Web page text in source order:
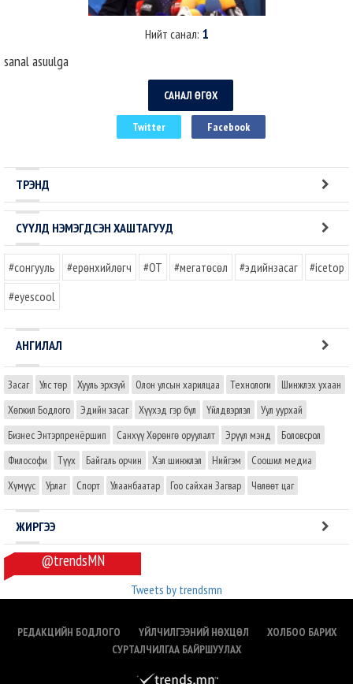
Нийт санал: 1
sanal asuulga
САНАЛ ӨГӨХ
Twitter Facebook
ТРЭНД
СҮҮЛД НЭМЭГДСЭН ХАШТАГУУД
#сонгууль #ерөнхийлөгч #OT #мегатөсөл #эдийнзасаг
#icetop
#eyescool
АНГИЛАЛ
Засаг Улс төр Хууль эрхзүй Олон улсын харилцаа Технологи
Шинжлэх ухаан
Хөгжил Бодлого
Эдийн засаг Хүүхэд гэр бүл Үйлдвэрлэл
Уул уурхай
Бизнес Энтэрпренёршип
Санхүү Хөрөнгө оруулалт Эрүүл мэнд
Боловсрол
Философи
Түүх Байгаль орчин Хэл шинжлэл Нийгэм
Соошил медиа
Хүмүүс
Урлаг Спорт Улаанбаатар Гоо сайхан Загвар Чөлөөт цаг
ЖИРГЭЭ
@trendsMN
Tweets by trendsmn
РЕДАКЦИЙН БОДЛОГО ҮЙЛЧИЛГЭЭНИЙ НӨХЦӨЛ
ХОЛБОО БАРИХ
СУРТАЛЧИЛГАА БАЙРШУУЛАХ